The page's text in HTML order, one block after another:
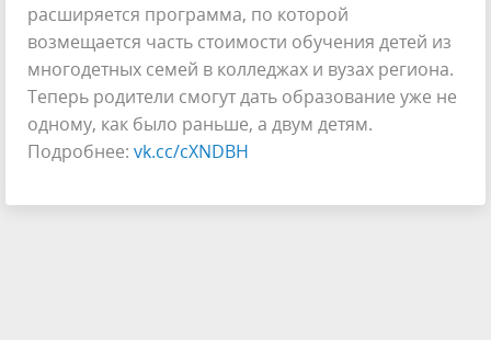
расширяется программа, по которой
возмещается часть стоимости обучения детей из
многодетных семей в колледжах и вузах региона.
Теперь родители смогут дать образование уже не
одному, как было раньше, а двум детям.
Подробнее: vk.cc/cXNDBH